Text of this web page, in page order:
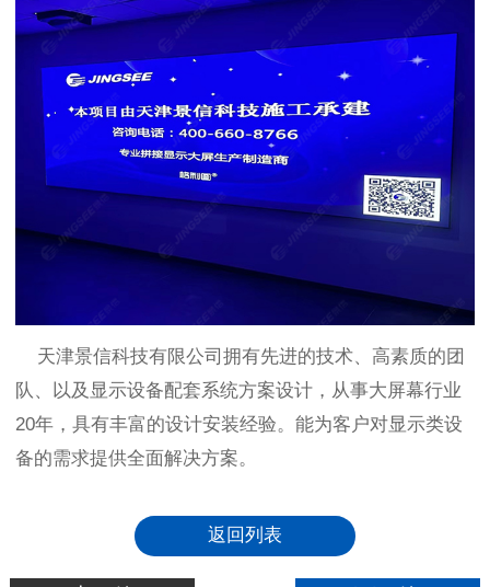
天津景信科技有限公司拥有先进的技术、高素质的团
队、以及显示设备配套系统方案设计，从事大屏幕行业
20年，具有丰富的设计安装经验。能为客户对显示类设
备的需求提供全面解决方案。
返回列表